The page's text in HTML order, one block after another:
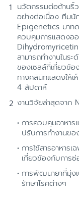
นวัตกรรมต่อต้านริ้
อย่างต่อเนื่อง ทีมนั
Epigenetics มาท
ควบคุมการแสดงอ
สามารถทำงานในร
ของเซลล์ที่เกี่ยวข้
ทางคลินิกแสดงให้เ
4 สัปดาห์
งานวิจัยล่าสุดจาก
การควบคุมอาหาร
ปรับการทำงานข
การใช้สารอาหาร
เกี่ยวข้องกับการ
การพัฒนายาที่มุ่ง
รักษาโรคต่างๆ